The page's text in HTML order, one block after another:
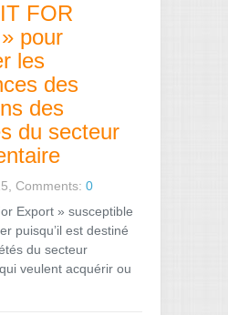
FOR
pour
les
des
des
du secteur
Comments: 0
Export » susceptible
puisqu’il est destiné
du secteur
veulent acquérir ou